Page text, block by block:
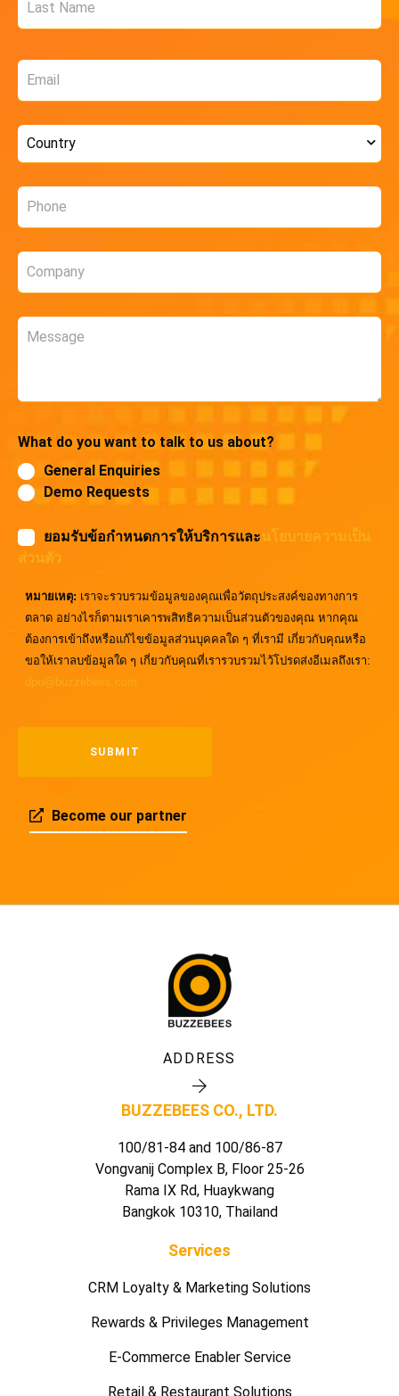
Email
Country
Phone
Company
Message
What do you want to talk to us about?
General Enquiries
Demo Requests
ยอมรับข้อกำหนดการให้บริการและนโยบายความเป็น
ส่วนตัว
หมายเหตุ: เราจะรวบรวมข้อมูลของคุณเพื่อวัตถุประสงค์ของทางการ
ตลาด อย่างไรก็ตามเราเคารพสิทธิความเป็นส่วนตัวของคุณ หากคุณ
ต้องการเข้าถึงหรือแก้ไขข้อมูลส่วนบุคคลใด ๆ ที่เรามี เกี่ยวกับคุณหรือ
ขอให้เราลบข้อมูลใด ๆ เกี่ยวกับคุณที่เรารวบรวมไว้โปรดส่งอีเมลถึงเรา:
dpo@buzzebees.com
Become our partner
ADDRESS
BUZZEBEES CO., LTD.
100/81-84 and 100/86-87
Vongvanij Complex B, Floor 25-26
Rama IX Rd, Huaykwang
Bangkok 10310, Thailand
Services
CRM Loyalty & Marketing Solutions
Rewards & Privileges Management
E-Commerce Enabler Service
Retail & Restaurant Solutions